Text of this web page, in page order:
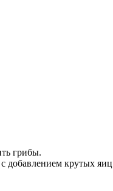
грибы.
добавлением крутых